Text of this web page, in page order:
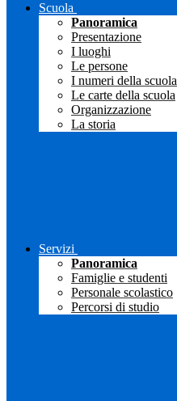
Scuola
Panoramica
Presentazione
I luoghi
Le persone
I numeri della scuola
Le carte della scuola
Organizzazione
La storia
Servizi
Panoramica
Famiglie e studenti
Personale scolastico
Percorsi di studio